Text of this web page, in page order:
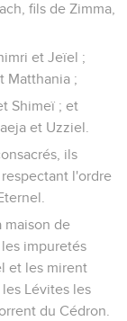
fils de Zimma,
et Jeïel ;
Matthania ;
Shimeï ; et
et Uzziel.
ils
l'ordre
maison de
impuretés
et les mirent
Lévites les
du Cédron.